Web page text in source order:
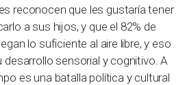
reconocen que les gustaría tener
a sus hijos, y que el 82% de
lo suficiente al aire libre, y eso
sensorial y cognitivo. A
es una batalla política y cultural